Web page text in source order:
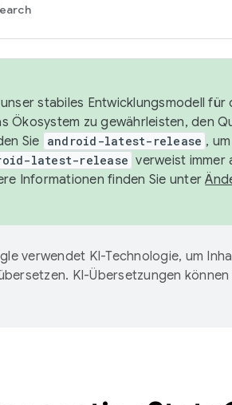
stabiles Entwicklungsmodell
zu gewährleisten, den
Sie android-latest-release ,
latest-release verweist immer
Informationen finden Sie unter
verwendet KI-Technologie, um
KI-Übersetzungen können